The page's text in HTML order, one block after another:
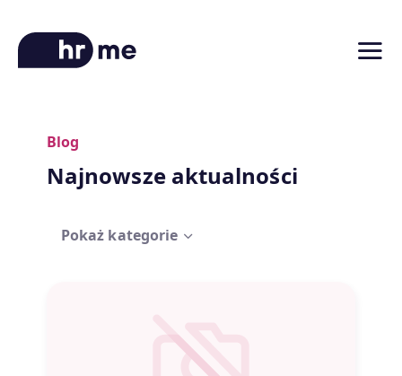
O platformie
Ścieżki kariery
Blog
Najnowsze aktualności
Pokaż kategorie